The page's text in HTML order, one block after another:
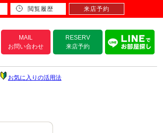
MAIL
お問い合わせ
RESERV
来店予約
お気に入りの活用法
閲覧履歴 来店予約